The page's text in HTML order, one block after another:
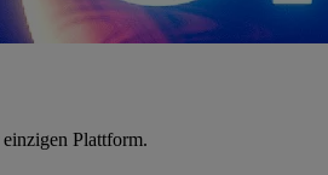
Plattform.